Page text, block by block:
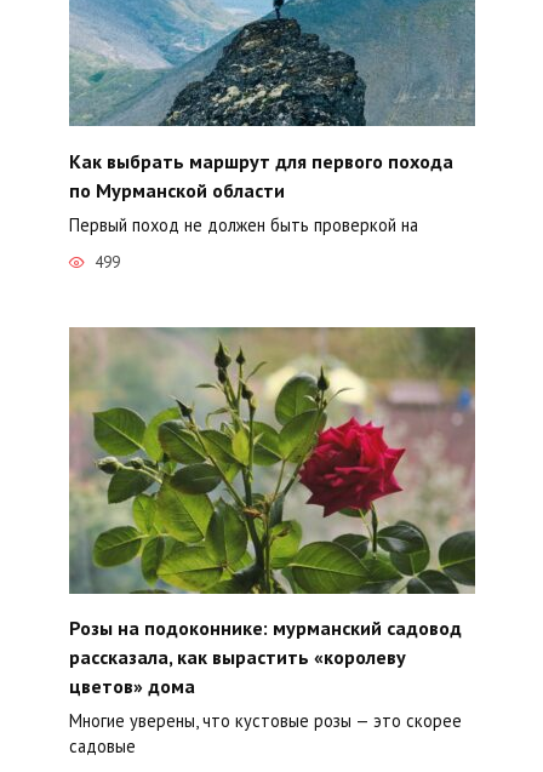
Как выбрать маршрут для первого похода
по Мурманской области
Первый поход не должен быть проверкой на
499
Розы на подоконнике: мурманский садовод
рассказала, как вырастить «королеву
цветов» дома
Многие уверены, что кустовые розы — это скорее
садовые